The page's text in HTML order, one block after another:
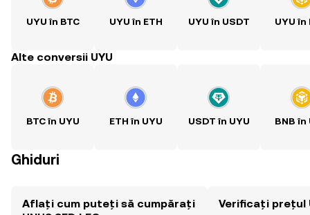
UYU în BTC UYU în ETH UYU în USDT UYU în
Alte conversii UYU
BTC în UYU ETH în UYU USDT în UYU BNB în
Ghiduri
Aflați cum puteți să cumpărați
Verificați prețul